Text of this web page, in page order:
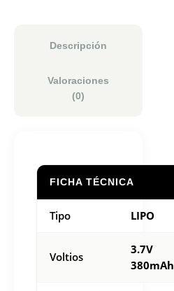
Descripción
Valoraciones
(0)
FICHA TÉCNICA
Tipo LIPO
Voltios
3.7V
380mAh